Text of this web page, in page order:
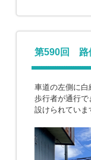
第590回 路
車道の左側に白
歩行者が通行
設けられていま